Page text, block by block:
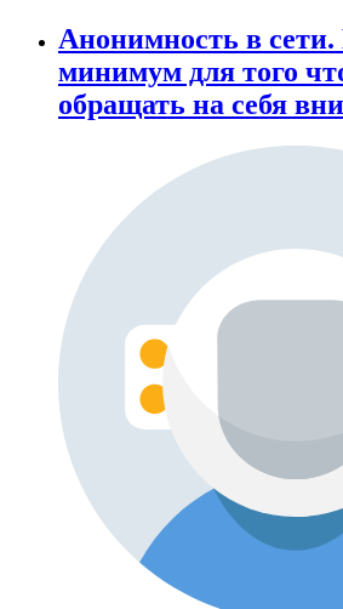
Анонимность в
минимум для того
обращать на себя